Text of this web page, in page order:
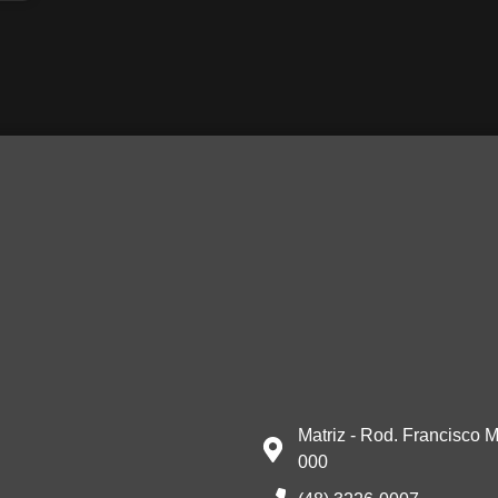
Matriz - Rod. Francisco
000